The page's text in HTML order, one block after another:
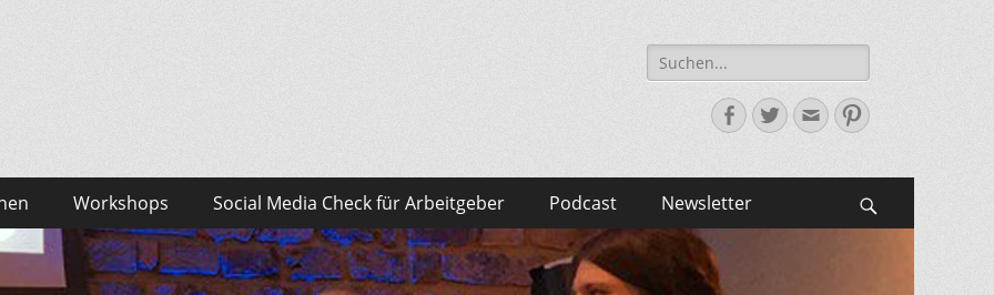
Suche
nach:
Facebook
Twitter
E-
Mail-
Pinterest
Workshops Social Media Check für Arbeitgeber Podcast Newsletter